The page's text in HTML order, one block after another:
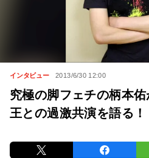
インタビュー 2013/6/30 12:00
究極の脚フェチの柄本
王との過激共演を語る！